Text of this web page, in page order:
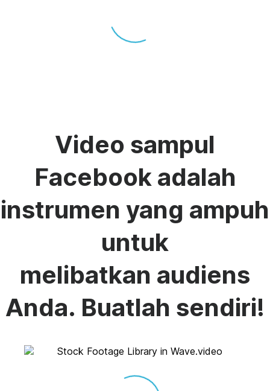
Video sampul
Facebook adalah
instrumen yang ampuh
untuk
melibatkan audiens
Anda. Buatlah sendiri!